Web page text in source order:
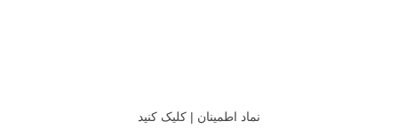
نماد اطمینان | کلیک کنید